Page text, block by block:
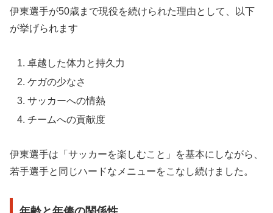
伊東選手が50歳まで現役を続けられた理由として、以下
が挙げられます
卓越した体力と持久力
ケガの少なさ
サッカーへの情熱
チームへの貢献度
伊東選手は「サッカーを楽しむこと」を基本にしながら、
若手選手と同じハードなメニューをこなし続けました。